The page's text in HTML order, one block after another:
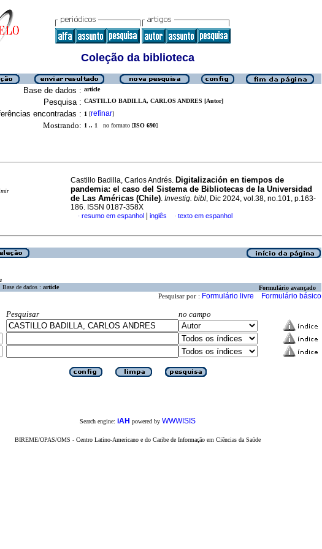
Coleção da biblioteca
Base de dados : article
Pesquisa : CASTILLO BADILLA, CARLOS ANDRES [Autor]
encontradas : 1 [refinar]
Mostrando: 1 .. 1 no formato [ISO 690]
Castillo Badilla, Carlos Andrés. Digitalización en tiempos de
pandemia: el caso del Sistema de Bibliotecas de la Universidad
de Las Américas (Chile). Investig. bibl, Dic 2024, vol.38, no.101, p.163-
186. ISSN 0187-358X
· resumo em espanhol inglês · texto em espanhol
Base de dados : article Formulário avançado
Pesquisar por : Formulário livre Formulário básico
Pesquisar
no campo
Search engine: iAH powered by WWWISIS
BIREME/OPAS/OMS - Centro Latino-Americano e do Caribe de Informação em Ciências da Saúde